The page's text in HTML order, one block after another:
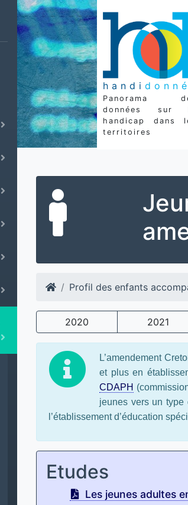
handi
Panorama
données sur
handicap dans
territoires
Profil des enfants
2020 2021
L’amendement
et plus en
CDAPH
jeunes vers un type
l’établissement d’éducation
Etudes
Les jeunes adultes